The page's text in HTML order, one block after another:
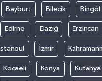
Bayburt Bilecik Bingöl
Edirne Elazığ Erzincan
İstanbul İzmir
Kocaeli Konya Kütahya